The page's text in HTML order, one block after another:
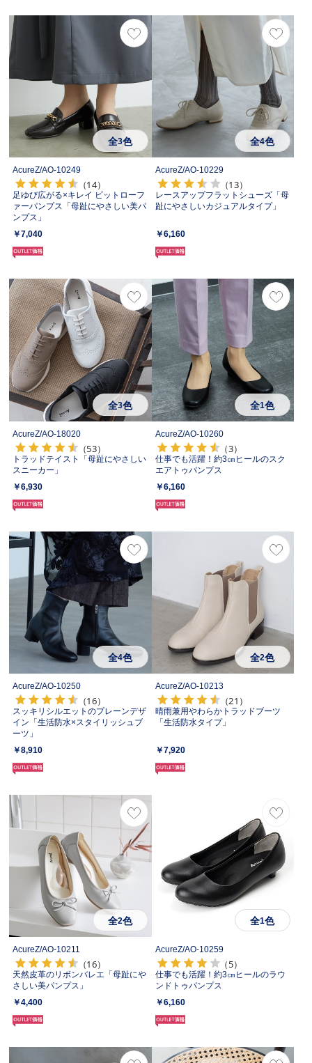
全3色
AcureZ/AO-10249
（14）
足ゆび広がる×キレイ ビットローフ
ァーパンプス「母趾にやさしい美パ
ンプス」
￥7,040
全4色
AcureZ/AO-10229
（13）
レースアップフラットシューズ「母
趾にやさしいカジュアルタイプ」
￥6,160
全3色
AcureZ/AO-18020
（53）
トラッドテイスト「母趾にやさしい
スニーカー」
￥6,930
全1色
AcureZ/AO-10260
（3）
仕事でも活躍！約3㎝ヒールのスク
エアトゥパンプス
￥6,160
全4色
AcureZ/AO-10250
（16）
スッキリシルエットのプレーンデザ
イン「生活防水×スタイリッシュブ
ーツ」
￥8,910
全2色
AcureZ/AO-10213
（21）
晴雨兼用やわらかトラッドブーツ
「生活防水タイプ」
￥7,920
全2色
AcureZ/AO-10211
（16）
天然皮革のリボンバレエ「母趾にや
さしい美パンプス」
￥4,400
全1色
AcureZ/AO-10259
（5）
仕事でも活躍！約3㎝ヒールのラウ
ンドトゥパンプス
￥6,160